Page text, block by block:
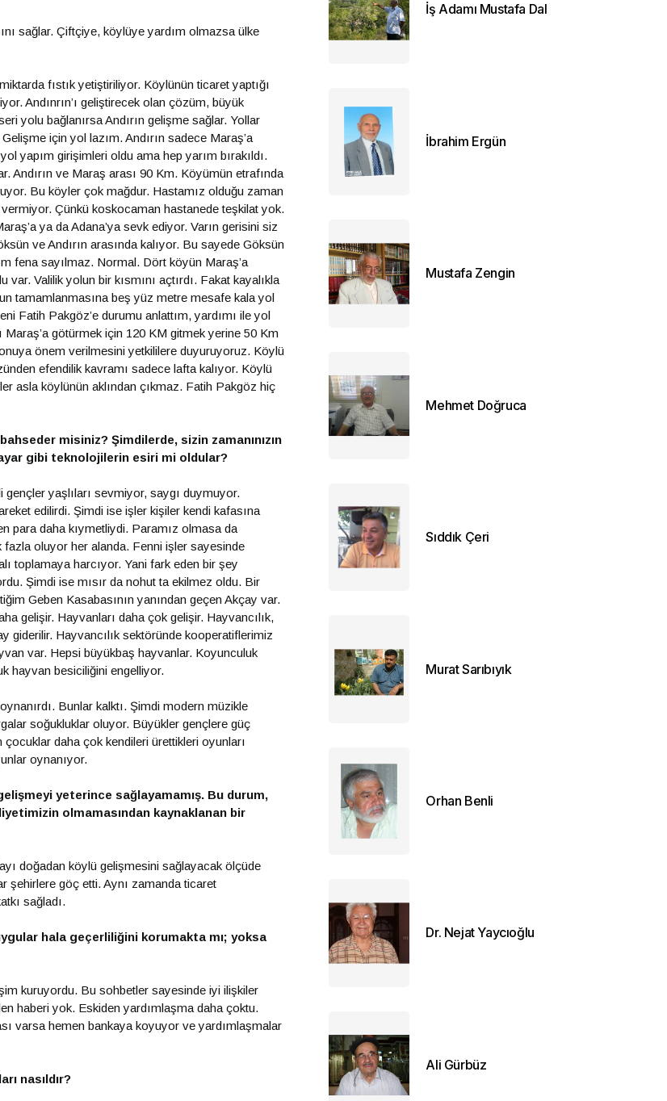
sağlar. Çiftçiye, köylüye yardım olmazsa ülke
fıstık yetiştiriliyor. Köylünün ticaret yaptığı
Andınrın’ı geliştirecek olan çözüm, büyük
yolu bağlanırsa Andırın gelişme sağlar. Yollar
için yol lazım. Andırın sadece Maraş’a
yapım girişimleri oldu ama hep yarım bırakıldı.
Andırın ve Maraş arası 90 Km. Köyümün etrafında
Bu köyler çok mağdur. Hastamız olduğu zaman
vermiyor. Çünkü koskocaman hastanede teşkilat yok.
ya da Adana’ya sevk ediyor. Varın gerisini siz
ve Andırın arasında kalıyor. Bu sayede Göksün
fena sayılmaz. Normal. Dört köyün Maraş’a
Valilik yolun bir kısmını açtırdı. Fakat kayalıkla
tamamlanmasına beş yüz metre mesafe kala yol
Fatih Pakgöz’e durumu anlattım, yardımı ile yol
Maraş’a götürmek için 120 KM gitmek yerine 50 Km
önem verilmesini yetkililere duyuruyoruz. Köylü
efendilik kavramı sadece lafta kalıyor. Köylü
asla köylünün aklından çıkmaz. Fatih Pakgöz hiç
misiniz? Şimdilerde, sizin zamanınızın
gibi teknolojilerin esiri mi oldular?
yaşlıları sevmiyor, saygı duymuyor.
edilirdi. Şimdi ise işler kişiler kendi kafasına
para daha kıymetliydi. Paramız olmasa da
oluyor her alanda. Fenni işler sayesinde
toplamaya harcıyor. Yani fark eden bir şey
Şimdi ise mısır da nohut ta ekilmez oldu. Bir
Geben Kasabasının yanından geçen Akçay var.
gelişir. Hayvanları daha çok gelişir. Hayvancılık,
giderilir. Hayvancılık sektöründe kooperatiflerimiz
var. Hepsi büyükbaş hayvanlar. Koyunculuk
hayvan besiciliğini engelliyor.
Bunlar kalktı. Şimdi modern müzikle
soğukluklar oluyor. Büyükler gençlere güç
daha çok kendileri ürettikleri oyunları
oynanıyor.
yeterince sağlayamamış. Bu durum,
olmamasından kaynaklanan bir
doğadan köylü gelişmesini sağlayacak ölçüde
şehirlere göç etti. Aynı zamanda ticaret
sağladı.
hala geçerliliğini korumakta mı; yoksa
kuruyordu. Bu sohbetler sayesinde iyi ilişkiler
haberi yok. Eskiden yardımlaşma daha çoktu.
varsa hemen bankaya koyuyor ve yardımlaşmalar
nasıldır?
İş Adamı Mustafa Dal
İbrahim Ergün
Mustafa Zengin
Mehmet Doğruca
Sıddık Çeri
Murat Sarıbıyık
Orhan Benli
Dr. Nejat Yaycıoğlu
Ali Gürbüz